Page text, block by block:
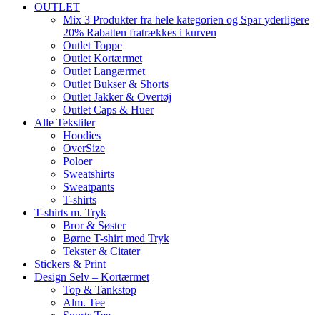
OUTLET
Mix 3 Produkter fra hele kategorien og Spar yderligere
20% Rabatten fratrækkes i kurven
Outlet Toppe
Outlet Kortærmet
Outlet Langærmet
Outlet Bukser & Shorts
Outlet Jakker & Overtøj
Outlet Caps & Huer
Alle Tekstiler
Hoodies
OverSize
Poloer
Sweatshirts
Sweatpants
T-shirts
T-shirts m. Tryk
Bror & Søster
Børne T-shirt med Tryk
Tekster & Citater
Stickers & Print
Design Selv – Kortærmet
Top & Tankstop
Alm. Tee